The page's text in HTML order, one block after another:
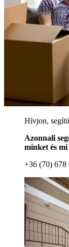
Hívjon,
Azonnali
minket és
+36 (70) 678